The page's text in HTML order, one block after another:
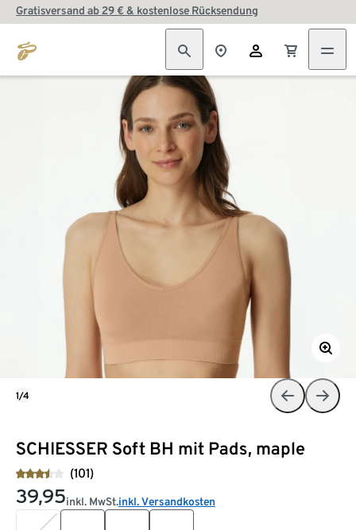
Gratisversand ab 29 € & kostenlose Rücksendung
SCHIESSER Soft BH mit Pads, maple
(101)
39,95inkl. MwSt.inkl. Versandkosten
1/4